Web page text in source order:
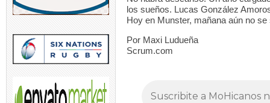
los sueños. Lucas González
Hoy en Munster, mañana aún no
Por Maxi Ludueña
Scrum.com